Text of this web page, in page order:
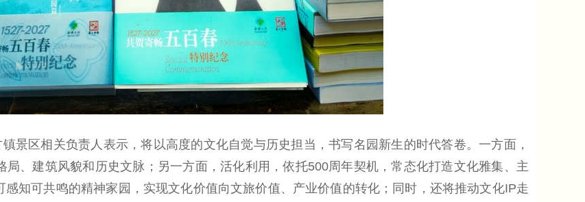
区相关负责人表示，将以高度的文化自觉与历史担当，书写名园新生的时代答卷。一方面，
、建筑风貌和历史文脉；另一方面，活化利用，依托500周年契机，常态化打造文化雅集、主
知可共鸣的精神家园，实现文化价值向文旅价值、产业价值的转化；同时，还将推动文化IP走